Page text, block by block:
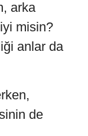
arka
misin?
anlar da
de